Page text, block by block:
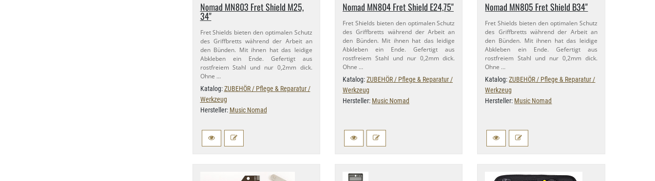
Nomad MN803 Fret Shield M25,​
34"
Fret Shields bieten den optimalen Schutz
des Griffbretts während der Arbeit an
den Bünden. Mit ihnen hat das leidige
Abkleben ein Ende. Gefertigt aus
rostfreiem Stahl und nur 0,​2mm dick.
Ohne …
Katalog:ZUBEHÖR / Pflege & Reparatur /
Werkzeug
Hersteller: Music Nomad
Nomad MN804 Fret Shield E24,​75"
Fret Shields bieten den optimalen Schutz
des Griffbretts während der Arbeit an
den Bünden. Mit ihnen hat das leidige
Abkleben ein Ende. Gefertigt aus
rostfreiem Stahl und nur 0,​2mm dick.
Ohne …
Katalog:ZUBEHÖR / Pflege & Reparatur /
Werkzeug
Hersteller: Music Nomad
Nomad MN805 Fret Shield B34"
Fret Shields bieten den optimalen Schutz
des Griffbretts während der Arbeit an
den Bünden. Mit ihnen hat das leidige
Abkleben ein Ende. Gefertigt aus
rostfreiem Stahl und nur 0,​2mm dick.
Ohne …
Katalog:ZUBEHÖR / Pflege & Reparatur /
Werkzeug
Hersteller: Music Nomad